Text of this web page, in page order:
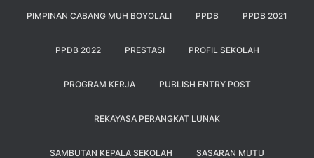
PIMPINAN CABANG MUH BOYOLALI PPDB PPDB 2021
PPDB 2022 PRESTASI PROFIL SEKOLAH
PROGRAM KERJA PUBLISH ENTRY POST
REKAYASA PERANGKAT LUNAK
SAMBUTAN KEPALA SEKOLAH SASARAN MUTU